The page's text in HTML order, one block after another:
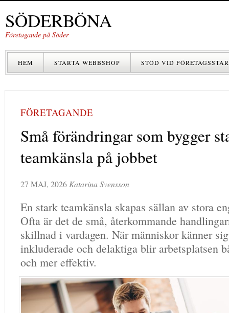
SÖDERBÖNA
Företagande på Söder
HEM STARTA WEBBSHOP STÖD VID
FÖRETAGANDE
Små förändringar som bygger
teamkänsla på jobbet
27 MAJ, 2026 Katarina Svensson
En stark teamkänsla skapas sällan av stora
Ofta är det de små, återkommande
skillnad i vardagen. När människor känner
inkluderade och delaktiga blir arbetsplatsen
och mer effektiv.